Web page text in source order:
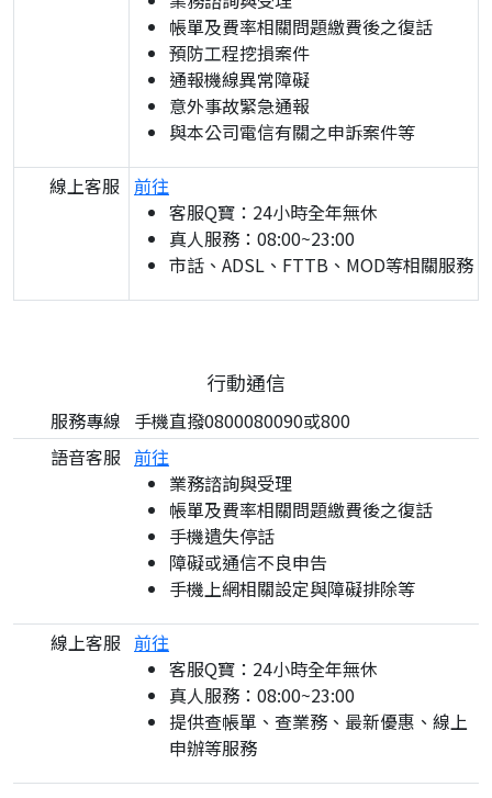
帳單及費率相關問題繳費後之復話
預防工程挖損案件
通報機線異常障礙
意外事故緊急通報
與本公司電信有關之申訴案件等
線上客服 前往
客服Q寶：24小時全年無休
真人服務：08:00~23:00
市話、ADSL、FTTB、MOD等相關服務
行動通信
服務專線 手機直撥0800080090或800
語音客服 前往
業務諮詢與受理
帳單及費率相關問題繳費後之復話
手機遺失停話
障礙或通信不良申告
手機上網相關設定與障礙排除等
線上客服 前往
客服Q寶：24小時全年無休
真人服務：08:00~23:00
提供查帳單、查業務、最新優惠、線上
申辦等服務